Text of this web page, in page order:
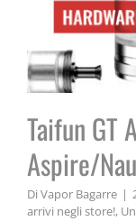
Taifun GT
Aspire/
Di Vapor Bagarre |
arrivi negli store!,